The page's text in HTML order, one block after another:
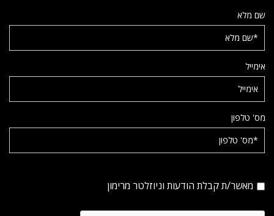
שם מלא
אימייל
מס' טלפון
מאשר/ת קבלת הודעות וניוזלטר מרימון